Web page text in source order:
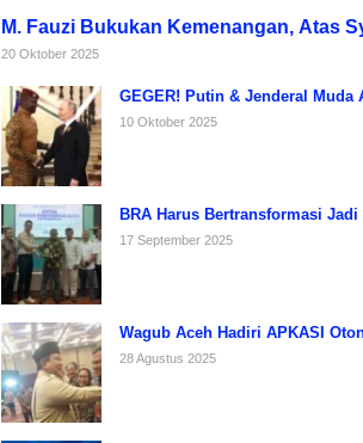
M. Fauzi Bukukan Kemenangan, Atas
20 Oktober 2025
GEGER! Putin & Jenderal
10 Oktober 2025
BRA Harus Bertransformasi
17 September 2025
Wagub Aceh Hadiri APKASI
28 Agustus 2025